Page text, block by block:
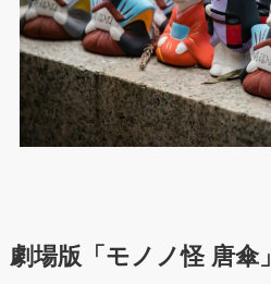
劇場版「モノノ怪 唐傘」